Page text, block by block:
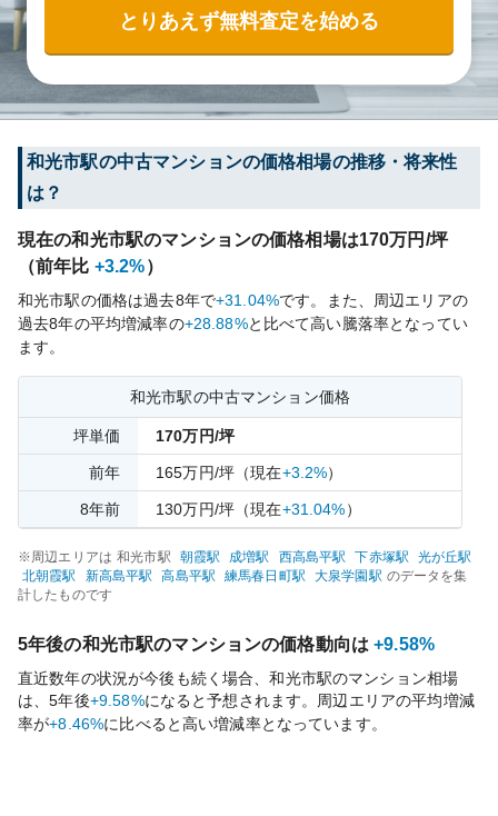
とりあえず無料査定を始める
和光市駅の中古マンションの価格相場の推移・将来性
は？
現在の和光市駅のマンションの価格相場は170万円/坪
（前年比 +3.2%）
和光市駅の価格は過去8年で+31.04%です。
また、周辺エリアの
過去8年の平均増減率の+28.88%と比べて高い騰落率となってい
ます。
和光市駅の中古マンション価格
坪単価 170万円/坪
前年 165万円/坪 （現在+3.2%）
8年前 130万円/坪 （現在+31.04%）
※周辺エリアは 和光市駅 朝霞駅 成増駅 西高島平駅 下赤塚駅 光が丘駅
北朝霞駅 新高島平駅 高島平駅 練馬春日町駅 大泉学園駅 のデータを集
計したものです
5年後の和光市駅のマンションの価格動向は +9.58%
直近数年の状況が今後も続く場合、和光市駅のマンション相場
は、5年後+9.58%になると予想されます。周辺エリアの平均増減
率が+8.46%に比べると高い増減率となっています。